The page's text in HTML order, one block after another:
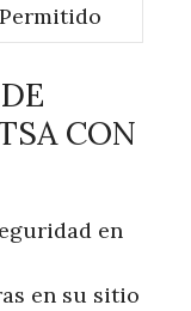
Permitido
CON
en
en su sitio